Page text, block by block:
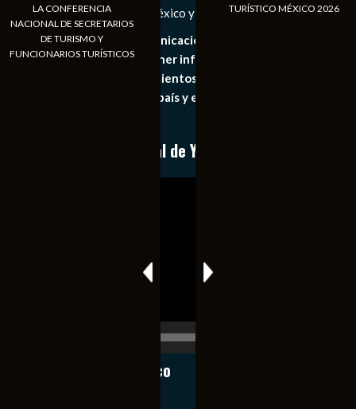
Las Noticias Diarias de México y el Mundo a Tu Alcance
Somos un medio de comunicación digital que tiene como
principal objetivo mantener informado al publico en
general de los acontecimientos mas recientes e
importantes de nuestro país y el mundo de forma eficaz,
Conoce nuestro canal de YouTube
Notiexpress de México
LA CONFERENCIA
NACIONAL DE SECRETARIOS
DE TURISMO Y
FUNCIONARIOS TURÍSTICOS
TURÍSTICO MÉXICO 2026